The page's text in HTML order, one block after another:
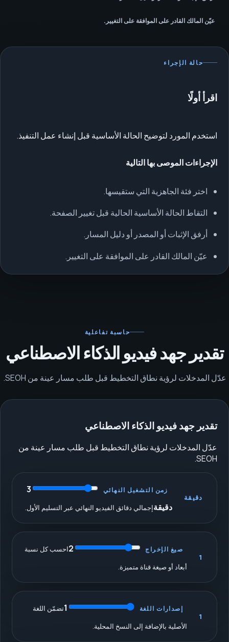
عيّن المالك القادر على الموافقة على التغيير.
حالة الإجراء
اقرأ أولًا
استخدم المورد لتوضيح الحالة الأساسية قبل إنشاء عمل التنفيذ.
الإجراءات الموصى بها التالية
اختر فئة الجاهزية التي ستقيسها.
التقاط الحالة الأساسية الحالية قبل تغيير الصفحة.
أرفق الإثبات أو المصدر أو دليل المسار.
عيّن المالك القادر على الموافقة على التغيير.
حاسبة تفاعلية
تقدير جهد فيديو الذكاء الاصطناعي
عدّل المدخلات لرؤية نطاق التخطيط قبل طلب مسار عينة من SEOH.
تقدير جهد فيديو الذكاء الاصطناعي
عدّل المدخلات لرؤية نطاق التخطيط قبل طلب مسار عينة من
SEOH.
دقيقة
زمن التشغيل النهائي
3
دقيقةإجمالي دقائق الفيديو النهائي عبر التسليم الأول.
1
صيغ الإخراج 2احسب كل نسبة
أبعاد أو صيغة قناة متميزة.
1
إصدارات اللغة 1تضمّن اللغة
الأصلية بالإضافة إلى النسخ المحلية.